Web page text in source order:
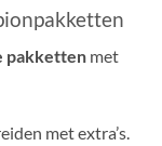
pakketten met
met extra’s.